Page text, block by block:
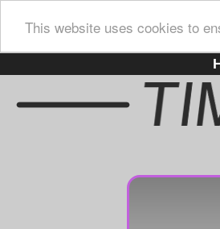
This website uses cookies to